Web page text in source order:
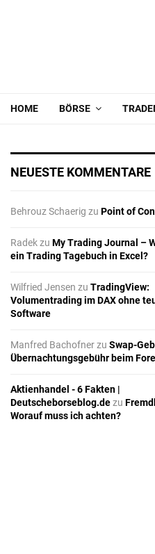
HOME BÖRSE
NEUESTE KOMMENTARE
Behrouz Schaerig zu Point of
Radekzu My Trading Journal –
ein Trading Tagebuch in Excel?
Wilfried Jensen zu TradingView:
Volumentrading im DAX ohne
Software
Manfred Bachofnerzu Swap-
Übernachtungsgebühr beim
Aktienhandel - 6 Fakten |
Deutscheborseblog.dezu
Worauf muss ich achten?